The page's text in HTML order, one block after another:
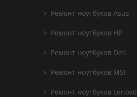
Ремонт ноутбуков Asus
Ремонт ноутбуков HP
Ремонт ноутбуков Dell
Ремонт ноутбуков MSI
Ремонт ноутбуков Lenovo